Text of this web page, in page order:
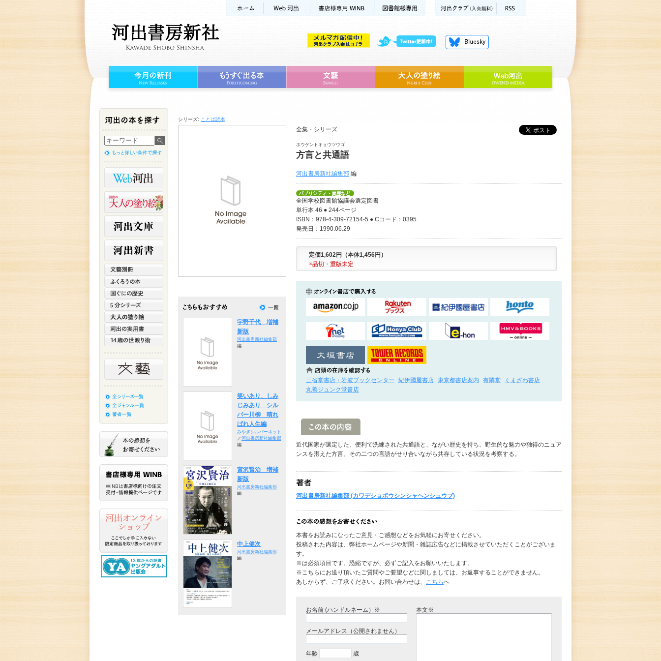
シリーズ: ことば読本
全集・シリーズ
ホウゲントキョウツウゴ
方言と共通語
河出書房新社編集部 編
全国学校図書館協議会選定図書
単行本 46 ● 244ページ
ISBN：978-4-309-72154-5 ● Cコード：0395
発売日：1990.06.29
定価1,602円（本体1,456円）
×品切・重版未定
三省堂書店・岩波ブックセンター 紀伊國屋書店 東京都書店案内 有隣堂
くまざわ書店
丸善ジュンク堂書店
近代国家が選定した、便利で洗練された共通語と、ながい歴史を持ち、野生的な魅力や独得のニュア
ンスを湛えた方言。その二つの言語がせり合いながら共存している状況を考察する。
河出書房新社編集部 (カワデショボウシンシャヘンシュウブ)
本書をお読みになったご意見・ご感想などをお気軽にお寄せください。
投稿された内容は、弊社ホームページや新聞・雑誌広告などに掲載させていただくことがございま
す。
※は必須項目です。恐縮ですが、必ずご記入をお願いいたします。
※こちらにお送り頂いたご質問やご要望などに関しましては、お返事することができません。
あしからず、ご了承ください。お問い合わせは、 こちらへ
お名前 (ハンドルネーム）※
メールアドレス（公開されません）
年齢 歳
本文※
宇野千代 増補
新版
河出書房新社編集部
編
笑いあり、しみ
じみあり シル
バー川柳 晴れ
ばれ人生編
みやぎシルバーネット
／河出書房新社編集部
編
宮沢賢治 増補
新版
河出書房新社編集部
編
中上健次
河出書房新社編集部
編